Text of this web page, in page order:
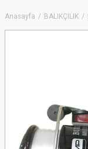
Anasayfa BALIKÇILIK